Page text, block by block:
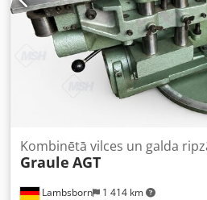
Lambsborn 1 414 km
Kombinētā vilces un galda
Graule AGT